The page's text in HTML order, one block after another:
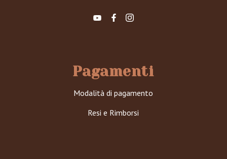
Pagamenti
Modalità di pagamento
Resi e Rimborsi